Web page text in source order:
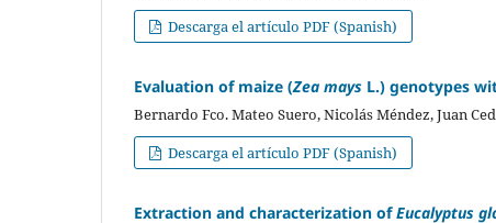
Descarga el artículo PDF (Spanish)
Evaluation of maize (Zea mays L.) genotypes
Bernardo Fco. Mateo Suero, Nicolás Méndez, Juan
Descarga el artículo PDF (Spanish)
Extraction and characterization ofEucalyptus